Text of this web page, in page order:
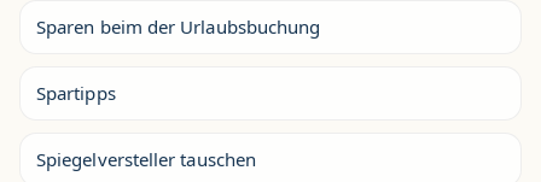
Sparen beim der Urlaubsbuchung
Spartipps
Spiegelversteller tauschen